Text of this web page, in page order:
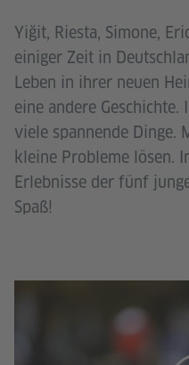
Yiğit, Riesta, Simone,
einiger Zeit in
Leben in ihrer neuen
eine andere
viele spannende Dinge.
kleine Probleme lösen.
Erlebnisse der fünf
Spaß!